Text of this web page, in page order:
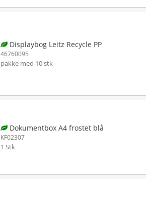
Displaybog Leitz Recycle PP
46760095
pakke med 10 stk
Dokumentbox A4 frostet blå
KF02307
1 Stk